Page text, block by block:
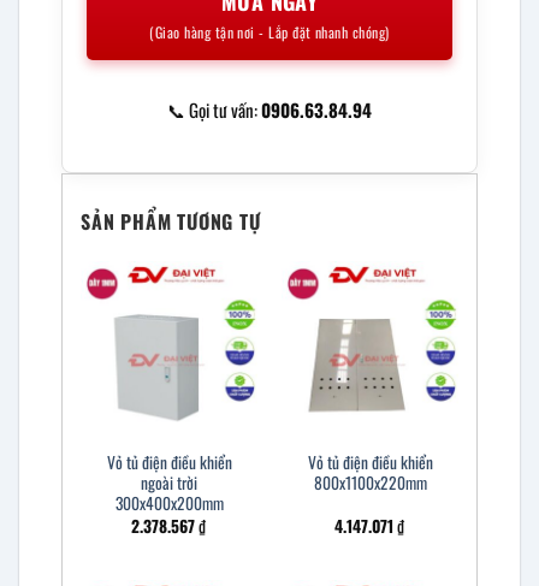
(Giao hàng tận nơi - Lắp đặt nhanh chóng)
📞 Gọi tư vấn:0906.63.84.94
SẢN PHẨM TƯƠNG TỰ
Vỏ tủ điện điều khiển
ngoài trời
300x400x200mm
2.378.567₫
Vỏ tủ điện điều khiển
800x1100x220mm
4.147.071 ₫